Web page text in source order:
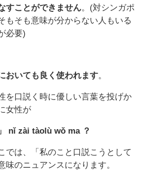
すことができません。(対シンガポ
もそも意味が分からない人もいる
必要)
おいても良く使われます。
を口説く時に優しい言葉を投げか
女性が
nǐ zài tàolù wǒ ma ？
では、「私のこと口説こうとして
味のニュアンスになります。